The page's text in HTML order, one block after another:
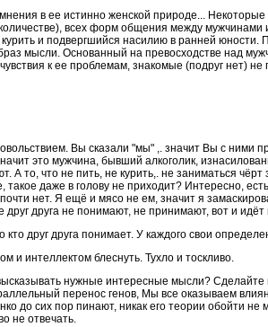
в ее истинно женской природе...
всех форм общения между
и подвергшийся насилию в ранней
мысли. Основанный на превосходстве над
к ее проблемам, знакомые (подруг нет)
Вы сказали "мы" ,. значит Вы с ними
это мужчина, бывший алкоголик,
то, что не пить, не курить,. не заниматься
такое даже в голову не приходит? Интересно,
нет. Я ещё и мясо не ем, значит я
друг друга не понимают, не принимают, вот и
друг друга понимает. У каждого свои
и интеллектом блеснуть. Тухло и тоскливо.
нужные интересные мысли? Сделайте
перенос генов, Мы все оказываем
до сих пор пинают, никак его теории обойти
не отвечать.